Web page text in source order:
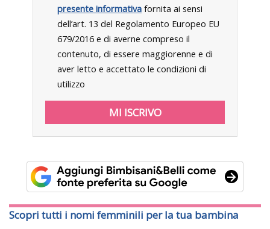
presente informativa fornita ai sensi
dell’art. 13 del Regolamento Europeo EU
679/2016 e di averne compreso il
contenuto, di essere maggiorenne e di
aver letto e accettato le condizioni di
utilizzo
Scopri tutti i nomi femminili per la tua bambina